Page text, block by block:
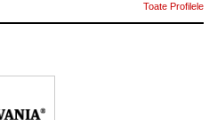
Toate Profilele